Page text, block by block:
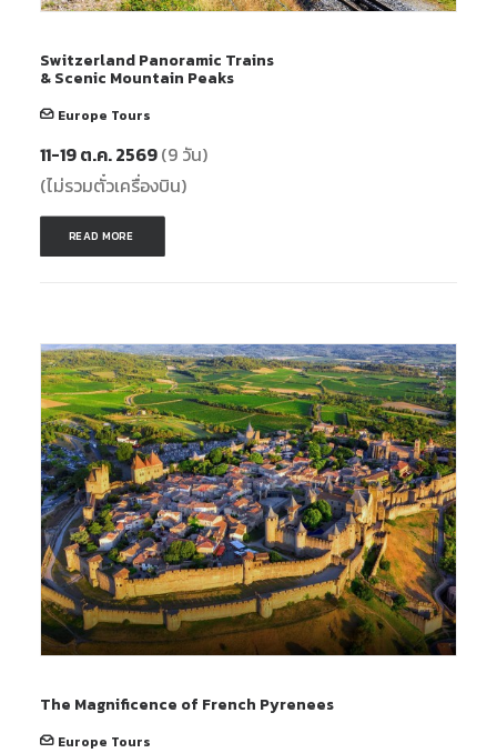
Switzerland Panoramic Trains
& Scenic Mountain Peaks
Europe Tours
11-19 ต.ค. 2569(9 วัน)
(ไม่รวมตั๋วเครื่องบิน)
READ MORE
The Magnificence of French Pyrenees
Europe Tours